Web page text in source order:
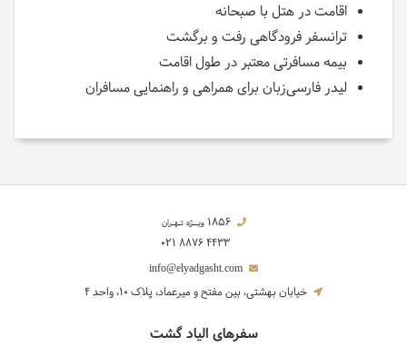
اقامت در هتل با صبحانه
ترانسفر فرودگاهی رفت و برگشت
بیمه مسافرتی معتبر در طول اقامت
لیدر فارسی‌زبان برای همراهی و راهنمایی مسافران
ویــژه تـهـران1856
021 8876 4433
خیابان بهشتی، بین مفتح و میرعماد، پلاک 10، واحد 4
سفرهای الیاد گشت